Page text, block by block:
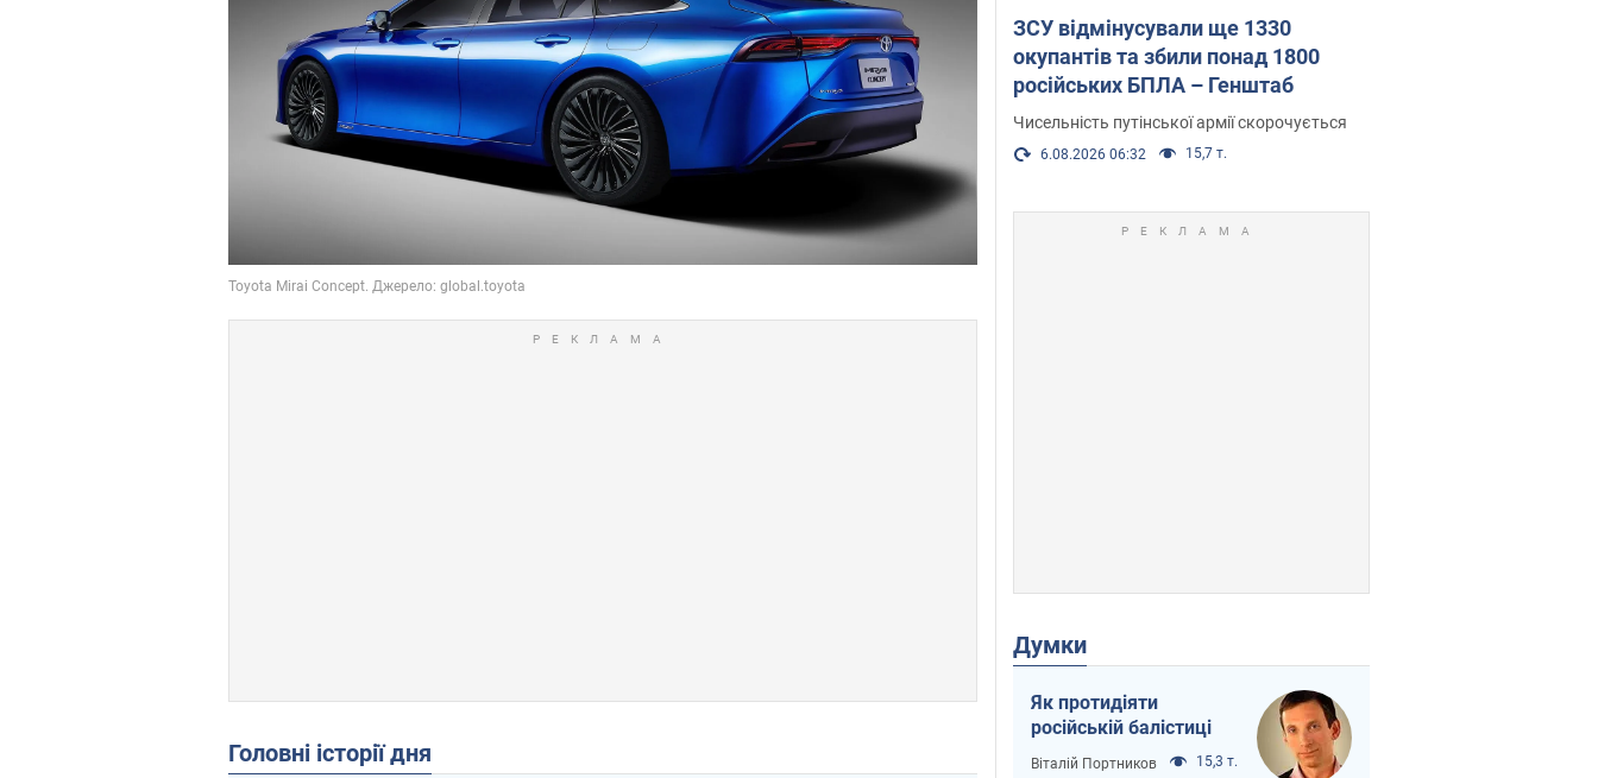
Головні історії дня
ЗСУ відмінусували ще 1330
окупантів та збили понад 1800
російських БПЛА – Генштаб
Чисельність путінської армії скорочується
6.08.2026 06:32 15,7 т.
Думки
Як протидіяти
російській балістиці
Віталій Портников 15,3 т.